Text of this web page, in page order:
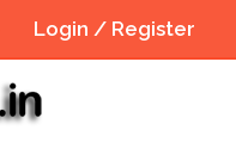
Login / Register